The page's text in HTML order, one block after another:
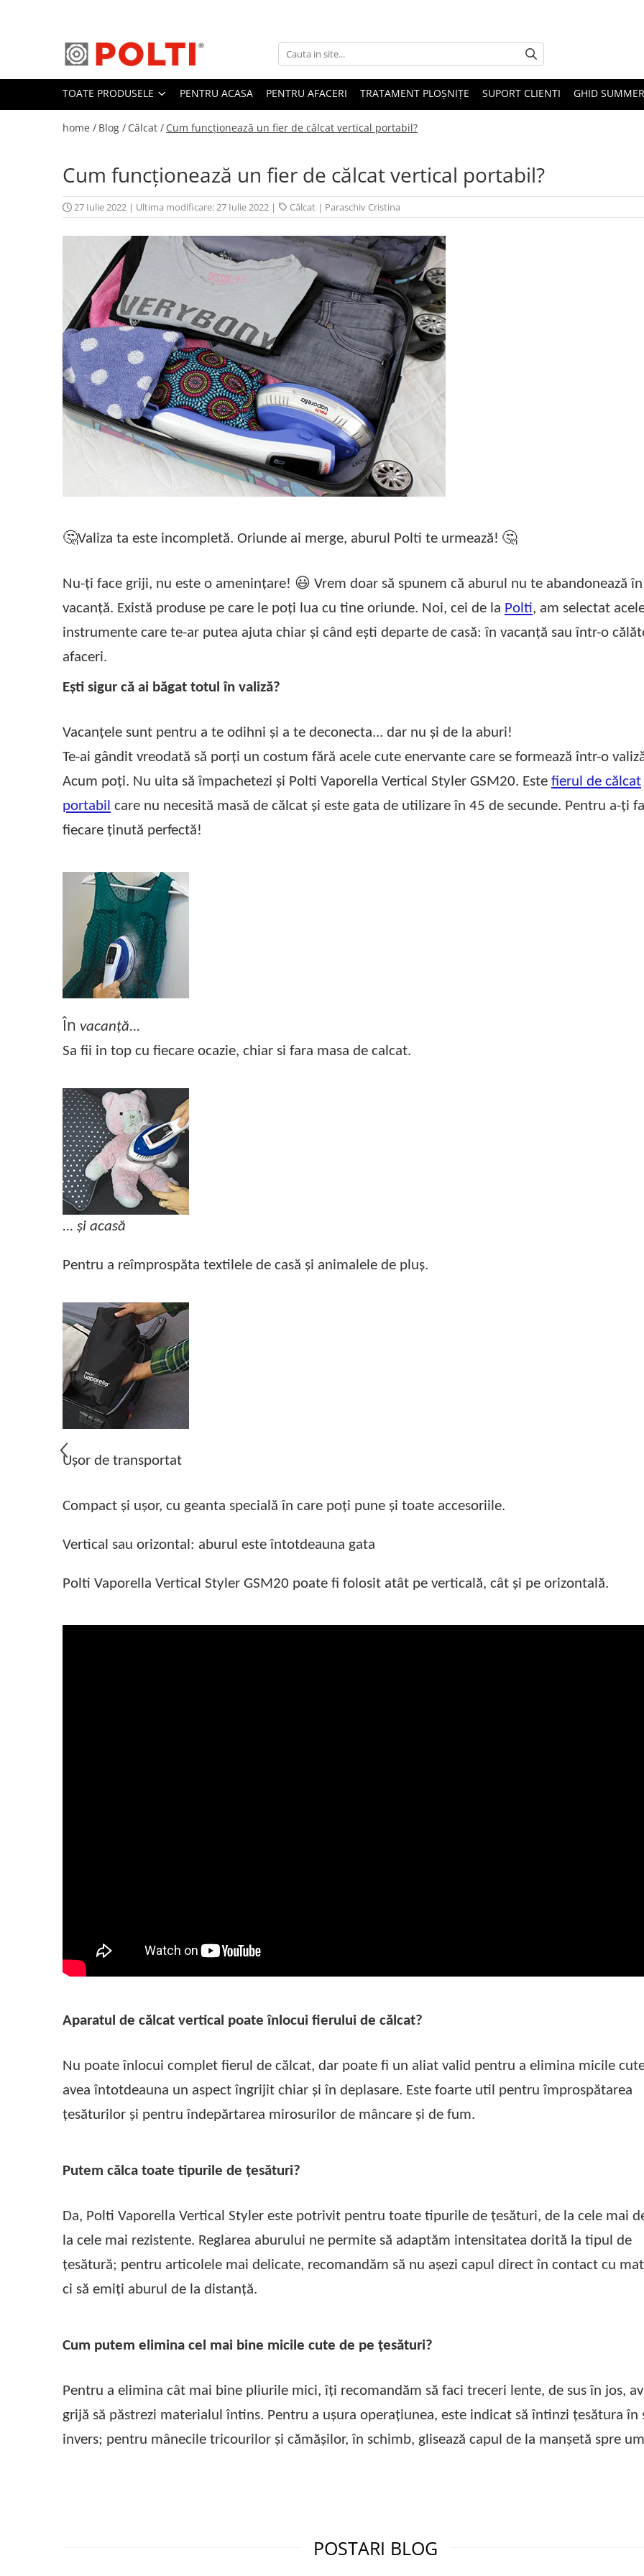
Toate Produsele
Aparate Medicale
Aspiratoare profesionale
Aspiratoare cu abur
Aspiratoare cu spălare
Aspiratoare fara sac
Aspiratoare cu apa
Masa | Statie de calcat
Aparate de calcat vertical
Mese de calcat profesionale
Statii de calcat cu boiler
Statii de calcat cu pompa
Fiare de calcat cu abur
Statii de calcat profesionale
Cafea și espressoare
Espresoare cu capsule
Cafea paduri ESE 44
Curatator aburi
Solutii pentru plosnite
Accesorii & Consumabile
Accesorii statii de calcat
Accesorii aspiratoare
Pachete & Oferte
TOATE PRODUSELE PENTRU ACASA PENTRU AFACERI TRATAMENT PLOȘNIȚE SUPORT CLIENTI GHID
home / Blog / Călcat / Cum funcționează un fier de călcat vertical portabil?
Cum funcționează un fier de călcat vertical portabil?
27 Iulie 2022 | Ultima modificare: 27 Iulie 2022 | Călcat | Paraschiv Cristina
🤔​Valiza ta este incompletă. Oriunde ai merge, aburul Polti te urmează! 🤔
Nu-ți face griji, nu este o amenințare! 😃 Vrem doar să spunem că aburul nu te abandonează în
vacanță. Există produse pe care le poți lua cu tine oriunde. Noi, cei de la Polti, am selectat
instrumente care te-ar putea ajuta chiar și când ești departe de casă: în vacanță sau într-o
afaceri.
Ești sigur că ai băgat totul în valiză?
Vacanțele sunt pentru a te odihni și a te deconecta... dar nu și de la aburi!
Te-ai gândit vreodată să porți un costum fără acele cute enervante care se formează într-o
Acum poți. Nu uita să împachetezi și Polti Vaporella Vertical Styler GSM20. Este fierul de călcat
portabil care nu necesită masă de călcat și este gata de utilizare în 45 de secunde. Pentru a-ți
fiecare ținută perfectă!
În vacanță...
Sa fii in top cu fiecare ocazie, chiar si fara masa de calcat.
... și acasă
Pentru a reîmprospăta textilele de casă și animalele de pluș.
Ușor de transportat
Compact și ușor, cu geanta specială în care poți pune și toate accesoriile.
Vertical sau orizontal: aburul este întotdeauna gata
Polti Vaporella Vertical Styler GSM20 poate fi folosit atât pe verticală, cât și pe orizontală.
Aparatul de călcat vertical poate înlocui fierului de călcat?
Nu poate înlocui complet fierul de călcat, dar poate fi un aliat valid pentru a elimina micile
avea întotdeauna un aspect îngrijit chiar și în deplasare. Este foarte util pentru împrospătarea
țesăturilor și pentru îndepărtarea mirosurilor de mâncare și de fum.
Putem călca toate tipurile de țesături?
Da, Polti Vaporella Vertical Styler este potrivit pentru toate tipurile de țesături, de la cele mai
la cele mai rezistente. Reglarea aburului ne permite să adaptăm intensitatea dorită la tipul de
țesătură; pentru articolele mai delicate, recomandăm să nu așezi capul direct în contact cu
ci să emiți aburul de la distanță.
Cum putem elimina cel mai bine micile cute de pe țesături?
Pentru a elimina cât mai bine pliurile mici, îți recomandăm să faci treceri lente, de sus în jos,
grijă să păstrezi materialul întins. Pentru a ușura operațiunea, este indicat să întinzi țesătura în
invers; pentru mânecile tricourilor și cămășilor, în schimb, glisează capul de la manșetă spre
POSTARI BLOG